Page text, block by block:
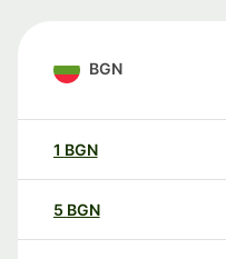
BGN
1 BGN
5 BGN